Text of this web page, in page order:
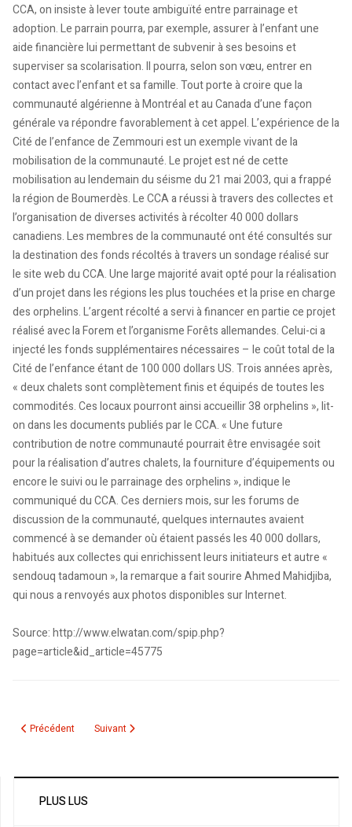
CCA, on insiste à lever toute ambiguïté entre parrainage et
adoption. Le parrain pourra, par exemple, assurer à l’enfant une
aide financière lui permettant de subvenir à ses besoins et
superviser sa scolarisation. Il pourra, selon son vœu, entrer en
contact avec l’enfant et sa famille. Tout porte à croire que la
communauté algérienne à Montréal et au Canada d’une façon
générale va répondre favorablement à cet appel. L’expérience de la
Cité de l’enfance de Zemmouri est un exemple vivant de la
mobilisation de la communauté. Le projet est né de cette
mobilisation au lendemain du séisme du 21 mai 2003, qui a frappé
la région de Boumerdès. Le CCA a réussi à travers des collectes et
l’organisation de diverses activités à récolter 40 000 dollars
canadiens. Les membres de la communauté ont été consultés sur
la destination des fonds récoltés à travers un sondage réalisé sur
le site web du CCA. Une large majorité avait opté pour la réalisation
d’un projet dans les régions les plus touchées et la prise en charge
des orphelins. L’argent récolté a servi à financer en partie ce projet
réalisé avec la Forem et l’organisme Forêts allemandes. Celui-ci a
injecté les fonds supplémentaires nécessaires – le coût total de la
Cité de l’enfance étant de 100 000 dollars US. Trois années après,
« deux chalets sont complètement finis et équipés de toutes les
commodités. Ces locaux pourront ainsi accueillir 38 orphelins », lit-
on dans les documents publiés par le CCA. « Une future
contribution de notre communauté pourrait être envisagée soit
pour la réalisation d’autres chalets, la fourniture d’équipements ou
encore le suivi ou le parrainage des orphelins », indique le
communiqué du CCA. Ces derniers mois, sur les forums de
discussion de la communauté, quelques internautes avaient
commencé à se demander où étaient passés les 40 000 dollars,
habitués aux collectes qui enrichissent leurs initiateurs et autre «
sendouq tadamoun », la remarque a fait sourire Ahmed Mahidjiba,
qui nous a renvoyés aux photos disponibles sur Internet.
Source: http://www.elwatan.com/spip.php?
page=article&id_article=45775
Article précédent : L’accord aérien conclu : Air Algérie desservira bientôt
Précédent Article suivant : L’ambassadeur des USA inaugure un
Suivant
PLUS LUS